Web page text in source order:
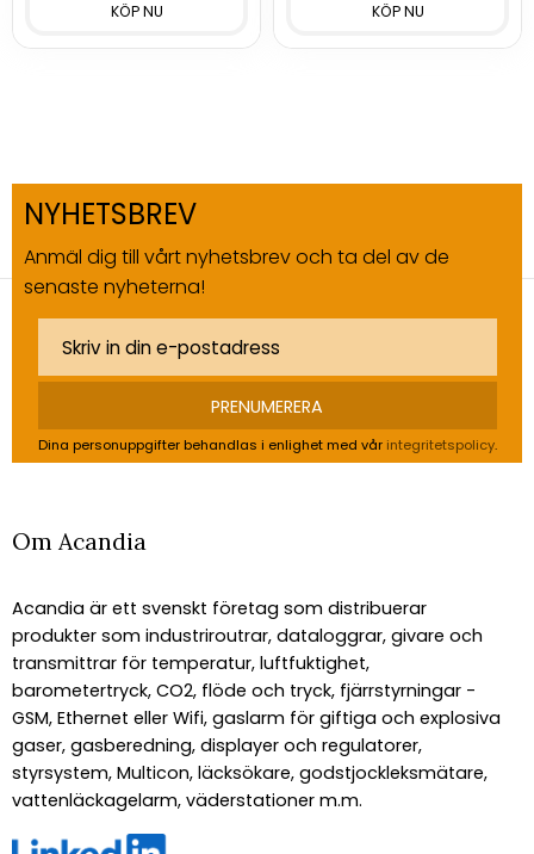
NYHETSBREV
Anmäl dig till vårt nyhetsbrev och ta del av de
senaste nyheterna!
PRENUMERERA
Dina personuppgifter behandlas i enlighet med vår integritetspolicy.
Om Acandia
Acandia är ett svenskt företag som distribuerar
produkter som industriroutrar, dataloggrar, givare och
transmittrar för temperatur, luftfuktighet,
barometertryck, CO2, flöde och tryck, fjärrstyrningar -
GSM, Ethernet eller Wifi, gaslarm för giftiga och explosiva
gaser, gasberedning, displayer och regulatorer,
styrsystem, Multicon, läcksökare, godstjockleksmätare,
vattenläckagelarm, väderstationer m.m.